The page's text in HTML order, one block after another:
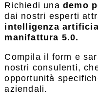
Richiedi unademo
dai nostri esperti
intelligenza
manifattura 5.0.
Compila il form e
nostri consulenti,
opportunità
aziendali.